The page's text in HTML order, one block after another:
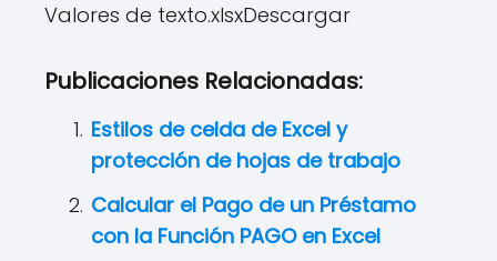
Valores de texto.xlsxDescargar
Publicaciones Relacionadas:
Estilos de celda de Excel y
protección de hojas de trabajo
Calcular el Pago de un Préstamo
con la Función PAGO en Excel